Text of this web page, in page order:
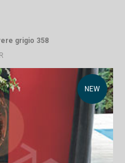
grigio 358
NEW